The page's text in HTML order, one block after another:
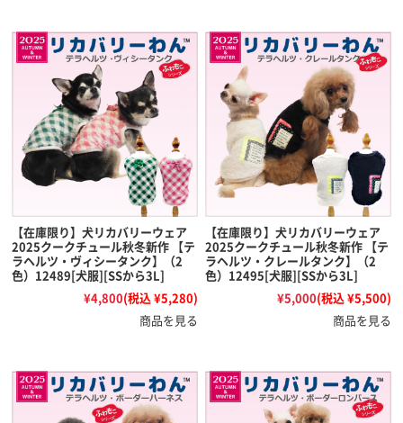
【在庫限り】犬リカバリーウェア
2025クークチュール秋冬新作 【テ
ラヘルツ・ヴィシータンク】（2
色）12489[犬服][SSから3L]
¥4,800(税込 ¥5,280)
商品を見る
【在庫限り】犬リカバリーウェア
2025クークチュール秋冬新作 【テ
ラヘルツ・クレールタンク】（2
色）12495[犬服][SSから3L]
¥5,000(税込 ¥5,500)
商品を見る